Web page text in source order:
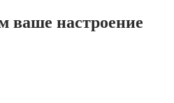
настроение